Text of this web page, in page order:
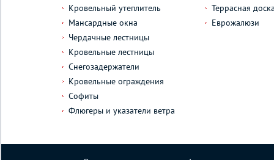
Кровельный утеплитель
Мансардные окна
Чердачные лестницы
Кровельные лестницы
Снегозадержатели
Кровельные ограждения
Софиты
Флюгеры и указатели ветра
Террасная доска
Еврожалюзи